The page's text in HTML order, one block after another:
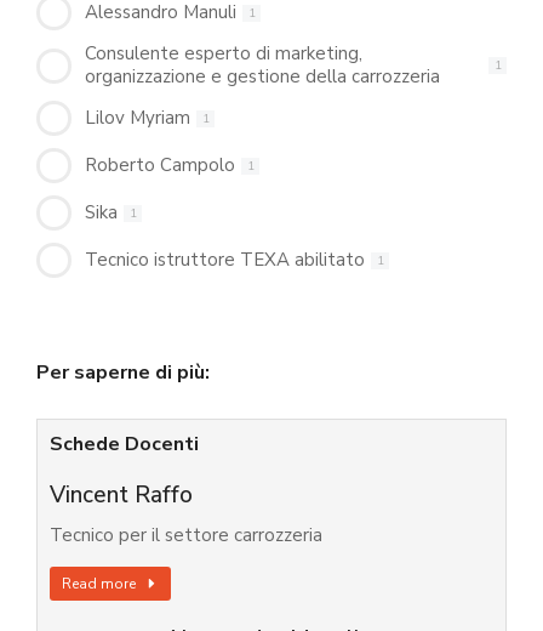
Alessandro Manuli 1
Consulente esperto di marketing,
organizzazione e gestione della carrozzeria
1
Lilov Myriam 1
Roberto Campolo 1
Sika 1
Tecnico istruttore TEXA abilitato 1
Per saperne di più:
Schede Docenti
Vincent Raffo
Tecnico per il settore carrozzeria
Read more